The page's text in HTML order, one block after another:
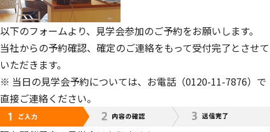
以下のフォームより、見学会参加のご予約をお願いします。
当社からの予約確認、確定のご連絡をもって受付完了とさせて
いただきます。
※ 当日の見学会予約については、お電話（0120-11-7876）で
直接ご連絡ください。